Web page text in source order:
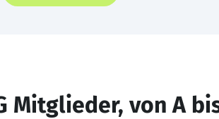
Mitglieder, von A